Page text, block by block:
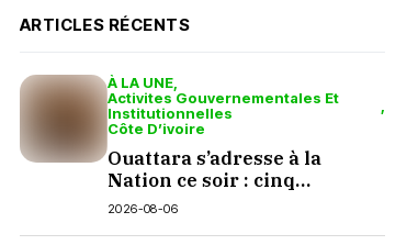
ARTICLES RÉCENTS
À LA UNE
Activites Gouvernementales Et
Institutionnelles
Côte D’ivoire
Ouattara s’adresse à la
Nation ce soir : cinq
questions en suspens
2026-08-06